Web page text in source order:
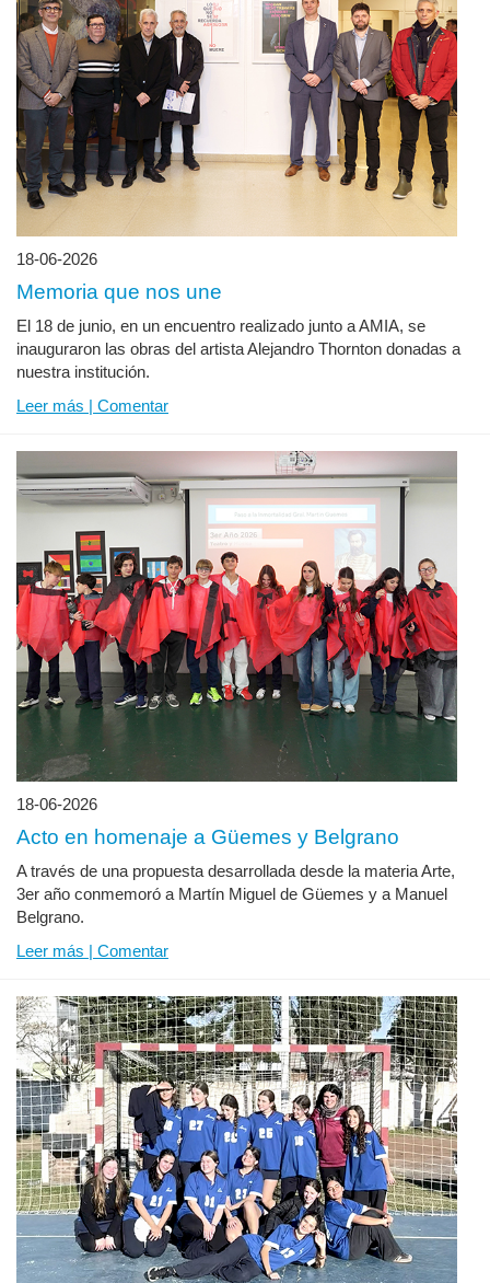
18-06-2026
Memoria que nos une
El 18 de junio, en un encuentro realizado junto a AMIA, se
inauguraron las obras del artista Alejandro Thornton donadas a
nuestra institución.
Leer más | Comentar
18-06-2026
Acto en homenaje a Güemes y Belgrano
A través de una propuesta desarrollada desde la materia Arte,
3er año conmemoró a Martín Miguel de Güemes y a Manuel
Belgrano.
Leer más | Comentar